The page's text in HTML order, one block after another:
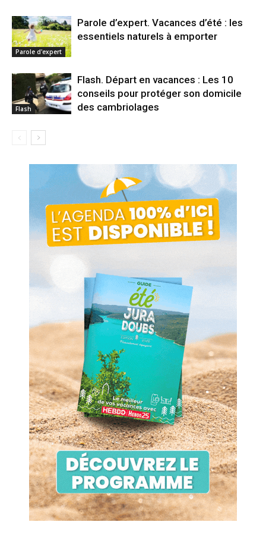
Parole d'expert
Parole d’expert. Vacances d’été : les
essentiels naturels à emporter
Flash
Flash. Départ en vacances : Les 10
conseils pour protéger son domicile
des cambriolages